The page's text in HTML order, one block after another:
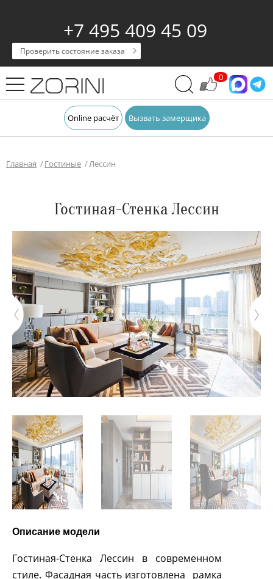
+7 495 409 45 09
Проверить состояние заказа
0
Online расчёт Вызвать замерщика
Главная Гостиные Лессин
Гостиная-Стенка Лессин
Описание модели
Гостиная-Стенка Лессин в современном
стиле. Фасадная часть изготовлена рамка